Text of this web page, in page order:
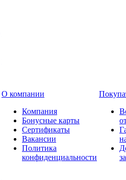
О компании
Компания
Бонусные карты
Сертификаты
Вакансии
Политика
конфиденциальности